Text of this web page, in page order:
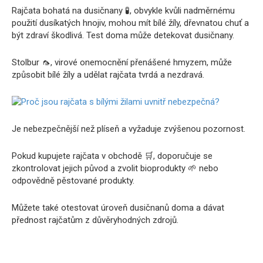
Rajčata bohatá na dusičnany 🧪, obvykle kvůli nadměrnému
použití dusíkatých hnojiv, mohou mít bílé žíly, dřevnatou chuť a
být zdraví škodlivá. Test doma může detekovat dusičnany.
Stolbur 🦟, virové onemocnění přenášené hmyzem, může
způsobit bílé žíly a udělat rajčata tvrdá a nezdravá.
Je nebezpečnější než plíseň a vyžaduje zvýšenou pozornost.
Pokud kupujete rajčata v obchodě 🛒, doporučuje se
zkontrolovat jejich původ a zvolit bioprodukty 🌱 nebo
odpovědně pěstované produkty.
Můžete také otestovat úroveň dusičnanů doma a dávat
přednost rajčatům z důvěryhodných zdrojů.